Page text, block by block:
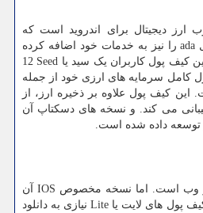
دیجیتال برای اندروید است که
adaرا نیز به خدمات خود اضافه کرده
کیف پول کاربران یک سید یا Seed
12
کامل سرمایه های ارزی خود از جمله
این کیف پول علاوه بر ذخیره ارز، از
می کند. و نسخه های دسکتاپ آن
توسعه داده شده است.
وب است. اما نسخه مخصوص IOS آن
پول های لایت یا Liteنیازی به دانلود